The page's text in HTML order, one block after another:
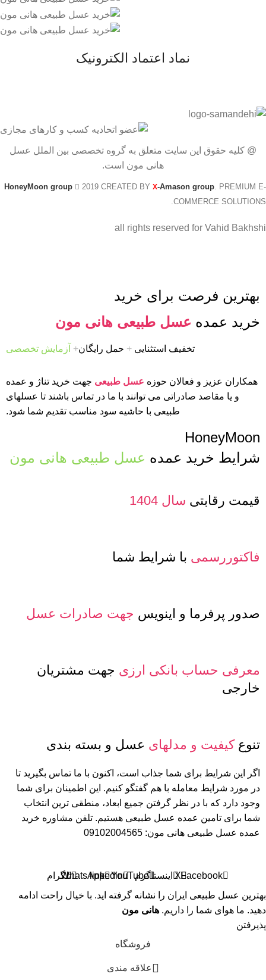
نماد اعتماد الکترونیک
@ کلیه حقوق این سایت متعلق به گروه تخصصی بین الملل عسل
هانی مون است.
HoneyMoon group 2019 CREATED BY X-Amason group. PREMIUM E-
COMMERCE SOLUTIONS.
all rights reserved for Vahid Bakhshi
بهترین فرصت برای خرید
خرید عمده عسل طبیعی هانی مون
تخفیف استثنایی + حمل رایگان+ آزمایش تخصصی
همکاران عزیز و فعالان حوزه عسل طبیعی جهت خرید تناژ و عمده
و یا مقاصد صادراتی می توانند با ما در تماس باشند تا عسلهای
طبیعی با حاشیه سود مناسب تقدیم شما شود.
HoneyMoon
شرایط خرید عمده عسل طبیعی هانی مون
قیمت رقابتی سال 1404
فاکتوررسمی با شرایط شما
صدور پرفرما و اینویس جهت صادرات عسل
معرفی حساب بانکی ارزی جهت مشتریان
خارجی
تنوعکیفیت و مدلهای عسل و بسته بندی
اگر این شرایط برای شما جذاب است، اکنون با ما تماس بگیرید تا
در مورد شرایط معامله با هم گفتگو کنیم. این اطمینان برای شما
وجود دارد که با در نظر گرفتن جمیع ابعاد، منطقی ترین انتخاب
شما برای تامین عمده عسل طبیعی هستیم. تلفن مشاوره خرید
عمده عسل طبیعی هانی مون: 09102004565
Facebook
X اینستاگرمYouTube
linkedin
WhatsAppتلگرام
بهترین عسل طبیعی ایران را نشانه گرفته اید. با خیال راحت ادامه
دهید. ما هوای شما را داریم. هانی مون
پذیرفتن
فروشگاه
علاقه مندی